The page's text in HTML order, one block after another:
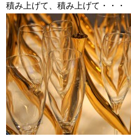
積み上げて、積み上げて・・・